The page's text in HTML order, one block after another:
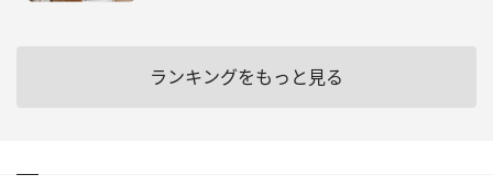
ランキングをもっと見る